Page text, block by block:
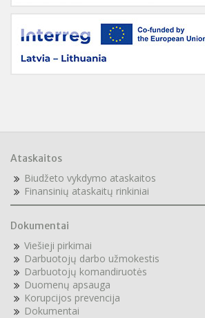
Ataskaitos
Biudžeto vykdymo ataskaitos
Finansinių ataskaitų rinkiniai
Dokumentai
Viešieji pirkimai
Darbuotojų darbo užmokestis
Darbuotojų komandiruotės
Duomenų apsauga
Korupcijos prevencija
Dokumentai